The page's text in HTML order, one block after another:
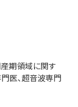
産期領域に関す
医、超音波専門